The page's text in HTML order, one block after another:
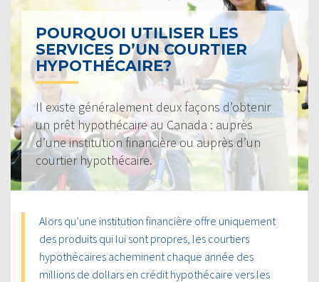
POURQUOI UTILISER LES
SERVICES D’UN COURTIER
HYPOTHÉCAIRE?
Il existe généralement deux façons d’obtenir
un prêt hypothécaire au Canada : auprès
d’une institution financière ou auprès d’un
courtier hypothécaire.
Alors qu’une institution financière offre uniquement
des produits qui lui sont propres, les courtiers
hypothécaires acheminent chaque année des
millions de dollars en crédit hypothécaire vers les